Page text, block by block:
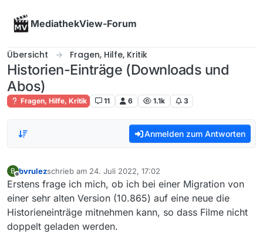
MediathekView-Forum
Übersicht Fragen, Hilfe, Kritik
Historien-Einträge (Downloads und
Abos)
Fragen, Hilfe, Kritik 11 6 1.1k 3
Anmelden zum Antworten
B
Offline
bvrulezschrieb am 24. Juli 2022, 17:02
zuletzt editiert von
Erstens frage ich mich, ob ich bei einer Migration von
einer sehr alten Version (10.865) auf eine neue die
Historieneinträge mitnehmen kann, so dass Filme nicht
doppelt geladen werden.